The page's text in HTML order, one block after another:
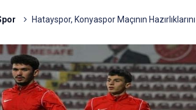
Hatayspor, Konyaspor Maçının